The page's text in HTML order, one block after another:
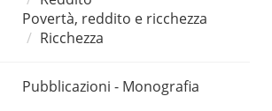
Povertà, reddito e ricchezza
Ricchezza
Pubblicazioni - Monografia